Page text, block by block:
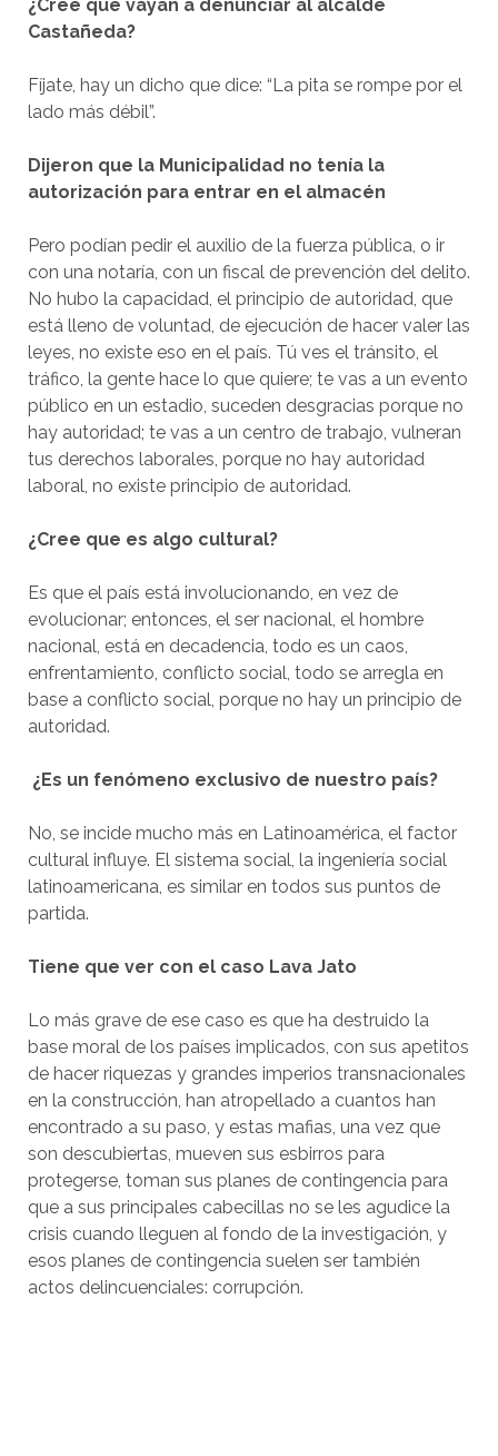
¿Cree que vayan a denunciar al alcalde
Castañeda?
Fíjate, hay un dicho que dice: “La pita se rompe por el
lado más débil”.
Dijeron que la Municipalidad no tenía la
autorización para entrar en el almacén
Pero podían pedir el auxilio de la fuerza pública, o ir
con una notaría, con un fiscal de prevención del delito.
No hubo la capacidad, el principio de autoridad, que
está lleno de voluntad, de ejecución de hacer valer las
leyes, no existe eso en el país. Tú ves el tránsito, el
tráfico, la gente hace lo que quiere; te vas a un evento
público en un estadio, suceden desgracias porque no
hay autoridad; te vas a un centro de trabajo, vulneran
tus derechos laborales, porque no hay autoridad
laboral, no existe principio de autoridad.
¿Cree que es algo cultural?
Es que el país está involucionando, en vez de
evolucionar; entonces, el ser nacional, el hombre
nacional, está en decadencia, todo es un caos,
enfrentamiento, conflicto social, todo se arregla en
base a conflicto social, porque no hay un principio de
autoridad.
¿Es un fenómeno exclusivo de nuestro país?
No, se incide mucho más en Latinoamérica, el factor
cultural influye. El sistema social, la ingeniería social
latinoamericana, es similar en todos sus puntos de
partida.
Tiene que ver con el caso Lava Jato
Lo más grave de ese caso es que ha destruido la
base moral de los países implicados, con sus apetitos
de hacer riquezas y grandes imperios transnacionales
en la construcción, han atropellado a cuantos han
encontrado a su paso, y estas mafias, una vez que
son descubiertas, mueven sus esbirros para
protegerse, toman sus planes de contingencia para
que a sus principales cabecillas no se les agudice la
crisis cuando lleguen al fondo de la investigación, y
esos planes de contingencia suelen ser también
actos delincuenciales: corrupción.